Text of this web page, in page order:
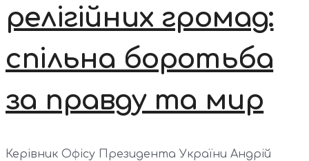
релігійних громад:
спільна боротьба
за правду та мир
Керівник Офісу Президента України Андрій